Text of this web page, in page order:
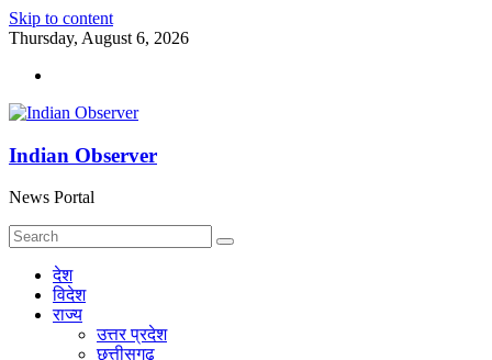
Skip to content
Thursday, August 6, 2026
Indian Observer
News Portal
देश
विदेश
राज्य
उत्तर प्रदेश
छत्तीसगढ़